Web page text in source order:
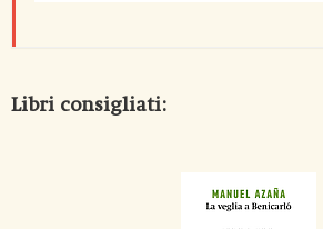
Libri consigliati: